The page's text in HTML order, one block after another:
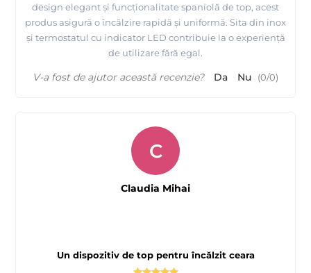
design elegant și funcționalitate spaniolă de top, acest
produs asigură o încălzire rapidă și uniformă. Sita din inox
și termostatul cu indicator LED contribuie la o experiență
de utilizare fără egal.
V-a fost de ajutor această recenzie? Da Nu (0/0)
Un dispozitiv de top pentru încălzit ceara
C
Claudia Mihai